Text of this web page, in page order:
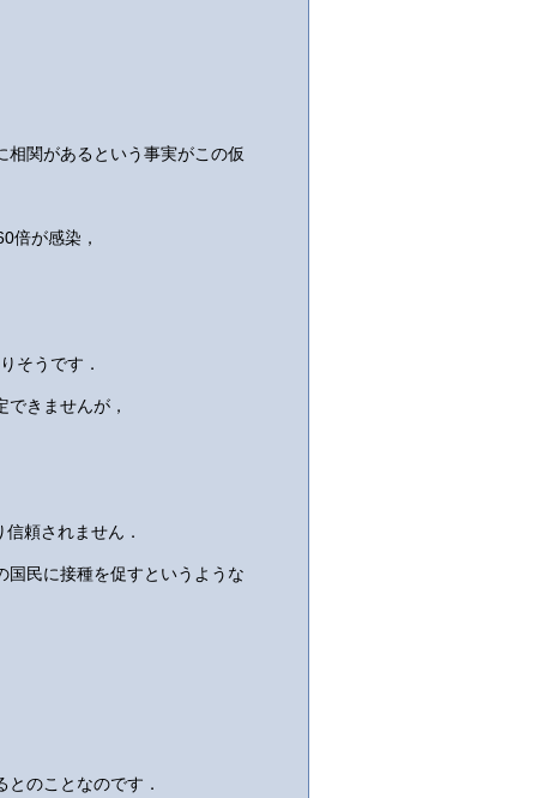
相関があるという事実がこの仮
倍が感染，
そうです．
きませんが，
頼されません．
国民に接種を促すというような
のことなのです．